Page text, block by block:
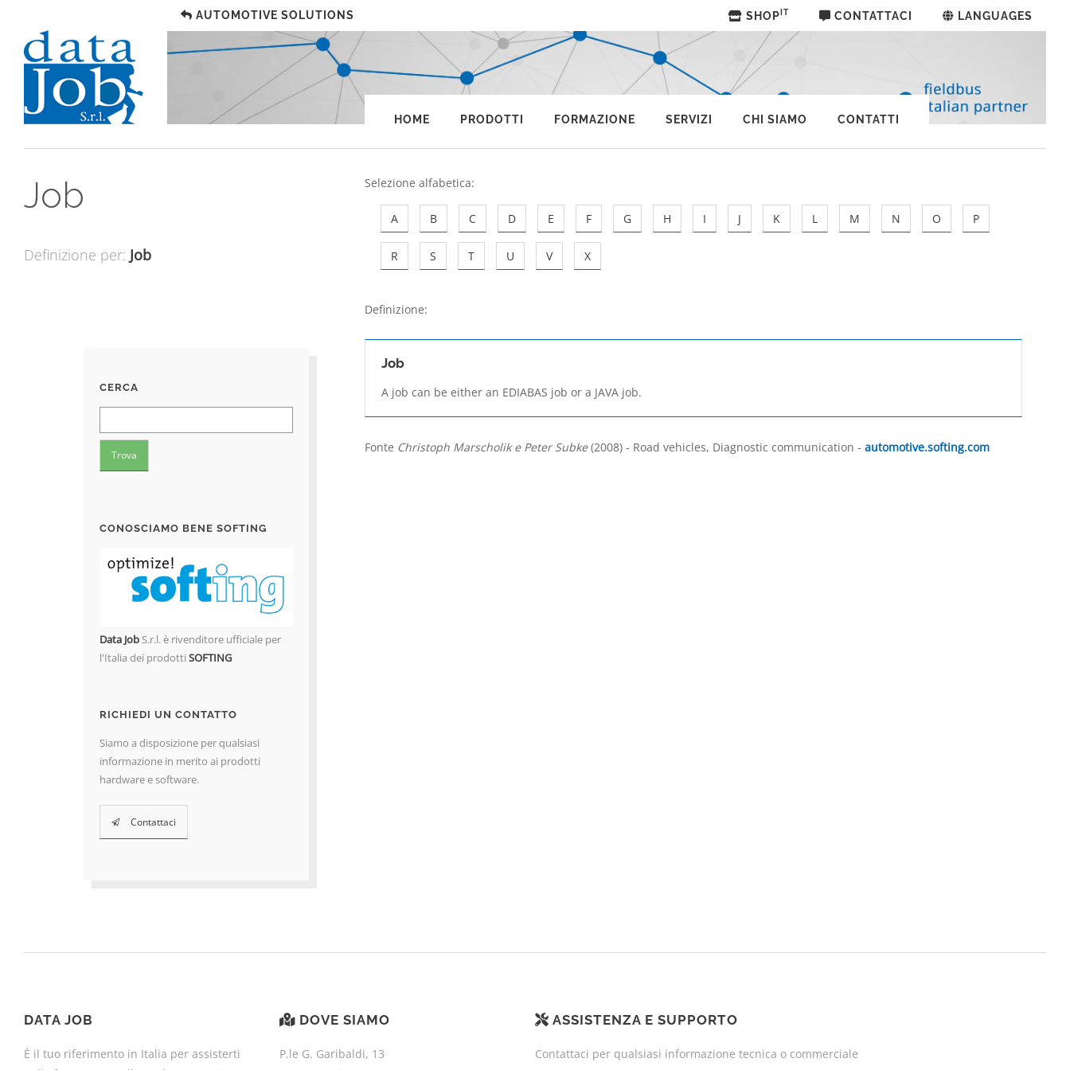
AUTOMOTIVE SOLUTIONS SHOP IT CONTATTACI LANGUAGES
HOME PRODOTTI FORMAZIONE SERVIZI CHI SIAMO CONTATTI
Job
Definizione per: Job
Selezione alfabetica:
A B C D E F G H I J K L M N O P
R S T U V X
Definizione:
Job
A job can be either an EDIABAS job or a JAVA job.
Fonte Christoph Marscholik e Peter Subke(2008) - Road vehicles, Diagnostic communication - automotive.softing.com
CERCA
CONOSCIAMO BENE SOFTING
Data JobS.r.l. è rivenditore ufficiale per
l'Italia dei prodotti SOFTING
RICHIEDI UN CONTATTO
Siamo a disposizione per qualsiasi
informazione in merito ai prodotti
hardware e software.
Contattaci
DATA JOB
È il tuo riferimento in Italia per assisterti
DOVE SIAMO
P.le G. Garibaldi, 13
ASSISTENZA E SUPPORTO
Contattaci per qualsiasi informazione tecnica o commerciale